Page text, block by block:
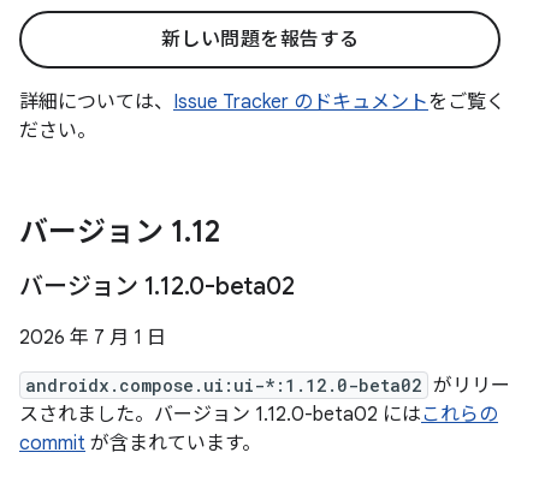
新しい問題を報告する
詳細については、 Issue Tracker のドキュメントをご覧く
ださい。
バージョン 1.12
バージョン 1.12.0-beta02
2026 年 7 月 1 日
androidx.compose.ui:ui-*:1.12.0-beta02 がリリー
スされました。バージョン 1.12.0-beta02 にはこれらの
commit が含まれています。